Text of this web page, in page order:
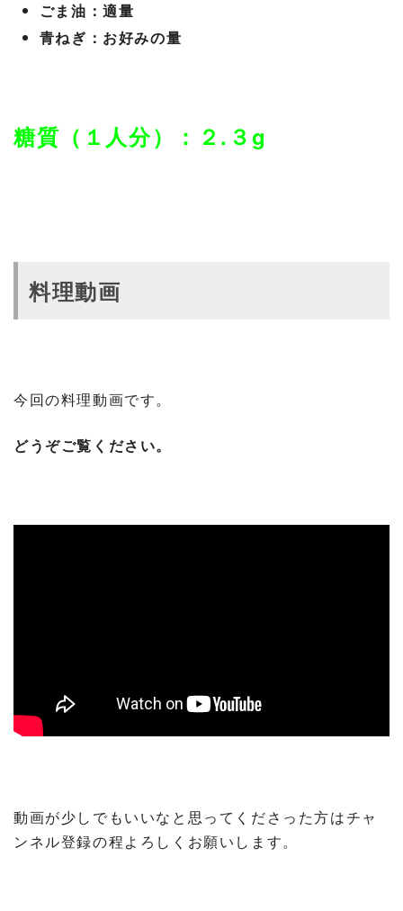
ごま油：適量
青ねぎ：お好みの量
糖質（１人分）：２.３g
料理動画
今回の料理動画です。
どうぞご覧ください。
動画が少しでもいいなと思ってくださった方はチャ
ンネル登録の程よろしくお願いします。